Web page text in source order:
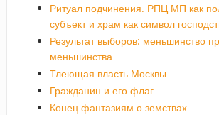
Ритуал подчинения. РПЦ МП как
субъект и храм как символ
Результат выборов: меньшинство
меньшинства
Тлеющая власть Москвы
Гражданин и его флаг
Конец фантазиям о земствах